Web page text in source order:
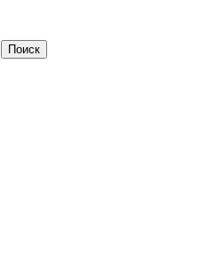
Поиск